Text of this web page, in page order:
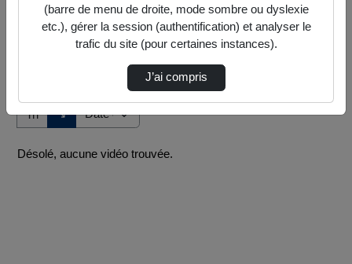
Tri ↘
Désolé, aucune vidéo trouvée.
(barre de menu de droite, mode sombre ou dyslexie
etc.), gérer la session (authentification) et analyser le
trafic du site (pour certaines instances).
J’ai compris